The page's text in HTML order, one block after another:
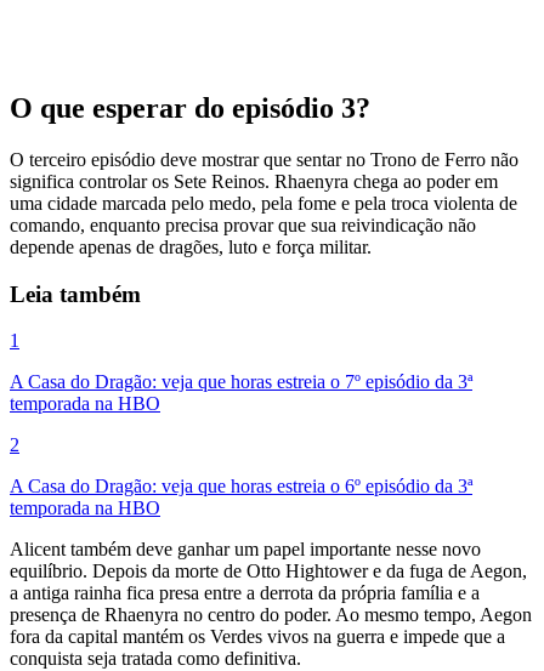
O que esperar do episódio 3?
O terceiro episódio deve mostrar que sentar no Trono de Ferro não
significa controlar os Sete Reinos. Rhaenyra chega ao poder em
uma cidade marcada pelo medo, pela fome e pela troca violenta de
comando, enquanto precisa provar que sua reivindicação não
depende apenas de dragões, luto e força militar.
Leia também
1
A Casa do Dragão: veja que horas estreia o 7º episódio da 3ª
temporada na HBO
2
A Casa do Dragão: veja que horas estreia o 6º episódio da 3ª
temporada na HBO
Alicent também deve ganhar um papel importante nesse novo
equilíbrio. Depois da morte de Otto Hightower e da fuga de Aegon,
a antiga rainha fica presa entre a derrota da própria família e a
presença de Rhaenyra no centro do poder. Ao mesmo tempo, Aegon
fora da capital mantém os Verdes vivos na guerra e impede que a
conquista seja tratada como definitiva.